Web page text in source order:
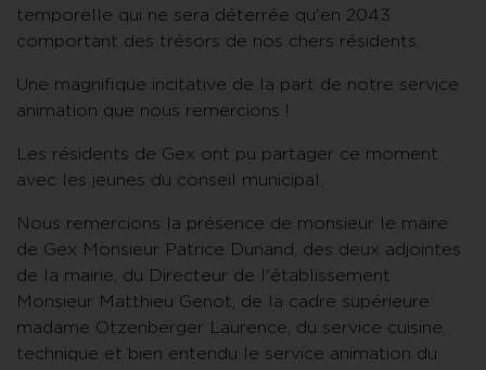
temporelle qui ne sera déterrée qu'en 2043
comportant des trésors de nos chers résidents.
Une magnifique incitative de la part de notre service
animation que nous remercions !
Les résidents de Gex ont pu partager ce moment
avec les jeunes du conseil municipal.
Nous remercions la présence de monsieur le maire
de Gex Monsieur Patrice Dunand, des deux adjointes
de la mairie, du Directeur de l'établissement
Monsieur Matthieu Genot, de la cadre supérieure
madame Otzenberger Laurence, du service cuisine,
technique et bien entendu le service animation du